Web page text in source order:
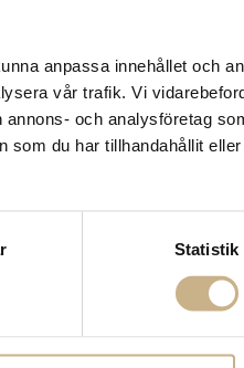
anpassa innehållet och
vår trafik. Vi
och analysföretag
som du har tillhandahållit
Statistik